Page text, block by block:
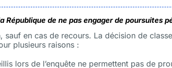
de ne pas engager de poursuites
en cas de recours. La décision de
plusieurs raisons :
lors de l’enquête ne permettent pas de